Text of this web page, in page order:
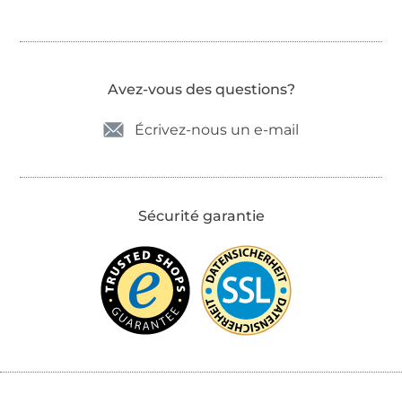
Avez-vous des questions?
Écrivez-nous un e-mail
Sécurité garantie